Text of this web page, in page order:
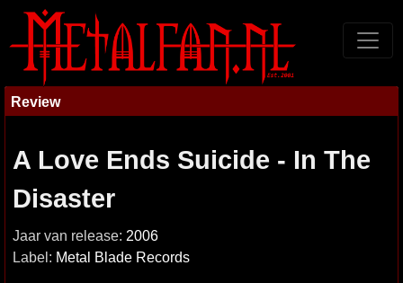
Review
A Love Ends Suicide - In The
Disaster
Jaar van release: 2006
Label: Metal Blade Records